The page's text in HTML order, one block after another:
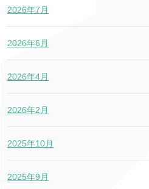
2026年7月
2026年6月
2026年4月
2026年2月
2025年10月
2025年9月